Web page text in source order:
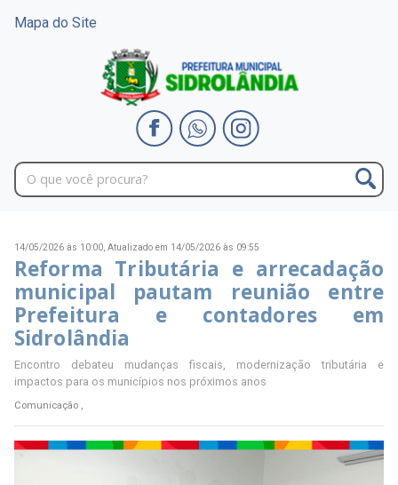
Mapa do Site
14/05/2026 às 10:00, Atualizado em 14/05/2026 às 09:55
Reforma Tributária e arrecadação
municipal pautam reunião entre
Prefeitura e contadores em
Sidrolândia
Encontro debateu mudanças fiscais, modernização tributária e
impactos para os municípios nos próximos anos
Comunicação ,